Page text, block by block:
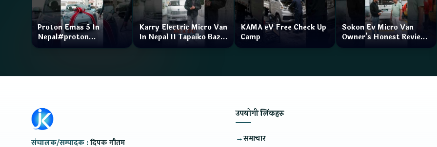
Proton Emas 5 In
Nepal#proton
#protonemas5#protonnepal#evcarnepal
Karry Electric Micro Van
In Nepal II Tapaiko Bazar
II Jankari Kendra
KAMA eV Free Check Up
Camp
Sokon Ev Micro Van
Owner's Honest Review
How is the service?
संचालक/सम्पादक :दिपक गौतम
उपयोगी लिंकहरु
→समाचार